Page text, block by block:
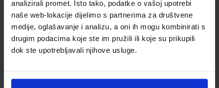
analizirali promet. Isto tako, podatke o vašoj upotrebi
naše web-lokacije dijelimo s partnerima za društvene
medije, oglašavanje i analizu, a oni ih mogu kombinirati s
drugim podacima koje ste im pružili ili koje su prikupili
dok ste upotrebljavali njihove usluge.
Reg br min
7698